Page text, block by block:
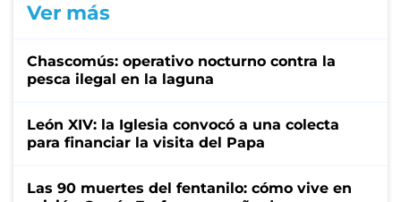
Ver más
Chascomús: operativo nocturno contra la
pesca ilegal en la laguna
León XIV: la Iglesia convocó a una colecta
para financiar la visita del Papa
Las 90 muertes del fentanilo: cómo vive en